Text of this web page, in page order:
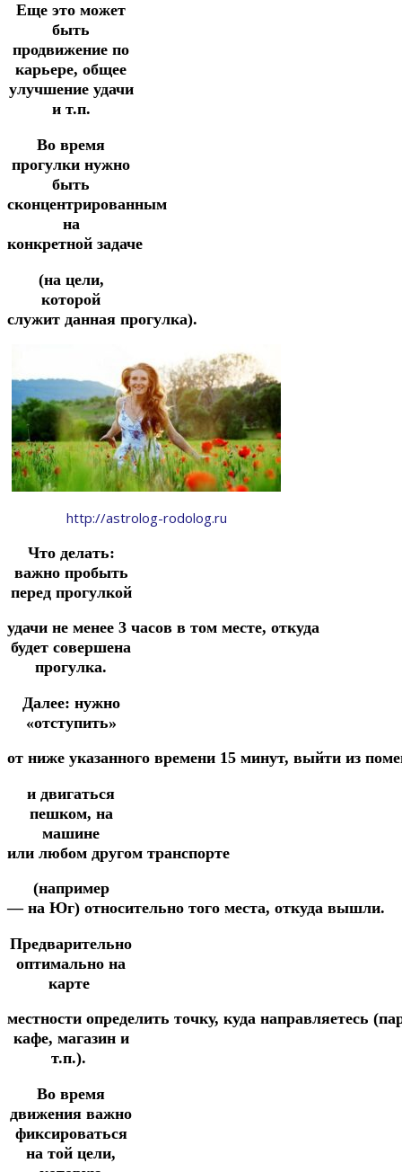
Еще это может
быть
продвижение по
карьере, общее
улучшение удачи
и т.п.
Во время
прогулки нужно
быть
сконцентрированным
на
конкретной задаче
(на цели,
которой
служит данная прогулка).
http://astrolog-rodolog.ru
Что делать:
важно пробыть
перед прогулкой
удачи не менее 3 часов в том месте, откуда
будет совершена
прогулка.
Далее: нужно
«отступить»
от ниже указанного времени 15 минут, выйти из
и двигаться
пешком, на
машине
или любом другом транспорте
(например
— на Юг) относительно того места, откуда вышли.
Предварительно
оптимально на
карте
местности определить точку, куда направляетесь
кафе, магазин и
т.п.).
Во время
движения важно
фиксироваться
на той цели,